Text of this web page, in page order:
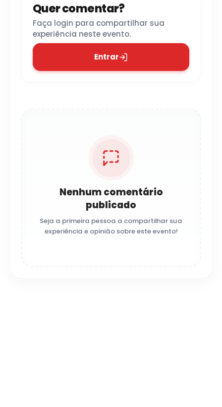
Quer comentar?
Faça login para compartilhar sua
experiência neste evento.
Entrar
Nenhum comentário
publicado
Seja a primeira pessoa a compartilhar sua
experiência e opinião sobre este evento!